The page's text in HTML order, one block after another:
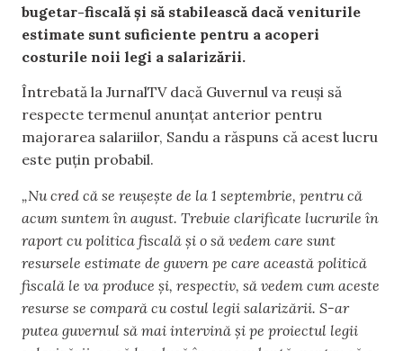
bugetar-fiscală și să stabilească dacă veniturile
estimate sunt suficiente pentru a acoperi
costurile noii legi a salarizării.
Întrebată la JurnalTV dacă Guvernul va reuși să
respecte termenul anunțat anterior pentru
majorarea salariilor, Sandu a răspuns că acest lucru
este puțin probabil.
„Nu cred că se reușește de la 1 septembrie, pentru că
acum suntem în august. Trebuie clarificate lucrurile în
raport cu politica fiscală și o să vedem care sunt
resursele estimate de guvern pe care această politică
fiscală le va produce și, respectiv, să vedem cum aceste
resurse se compară cu costul legii salarizării. S-ar
putea guvernul să mai intervină și pe proiectul legii